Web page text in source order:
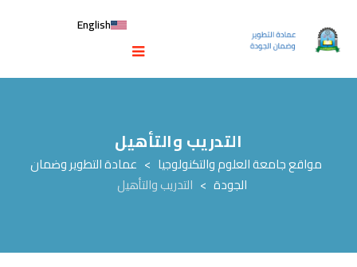
English
التدريب والتأهيل
مواقع جامعة العلوم والتكنولوجيا > عمادة التطوير وضمان
الجودة > التدريب والتأهيل